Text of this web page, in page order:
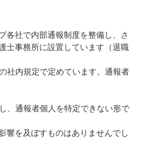
各社で内部通報制度を整備し、さ
士事務所に設置しています（退職
社内規定で定めています。通報者
、通報者個人を特定できない形で
響を及ぼすものはありませんでし